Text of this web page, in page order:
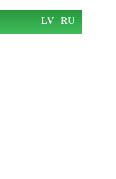
LV RU